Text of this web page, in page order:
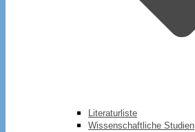
Literaturliste
Wissenschaftliche Studien